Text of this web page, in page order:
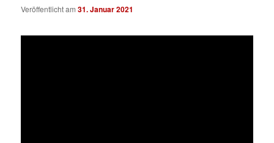
Veröffentlicht am31. Januar 2021